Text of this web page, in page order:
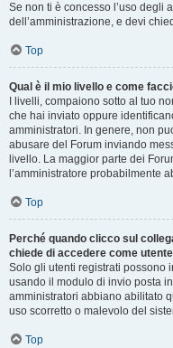
Se non ti è concesso l’uso degli
dell’amministrazione, e devi
Top
Qual è il mio livello e come
I livelli, compaiono sotto al tuo
che hai inviato oppure
amministratori. In genere, non
abusare del Forum inviando
livello. La maggior parte dei
l’amministratore probabilmente
Top
Perché quando clicco sul
chiede di accedere come
Solo gli utenti registrati possono
usando il modulo di invio posta
amministratori abbiano abilitato
uso scorretto o malevolo del
Top